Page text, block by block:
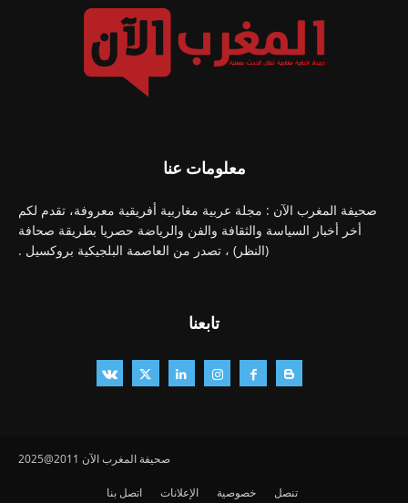
معلومات عنا
صحيفة المغرب الآن : مجلة عربية مغاربية أفريقية معروفة، تقدم لكم
أخر أخبار السياسة والثقافة والفن والرياضة حصريا بطريقة صحافة
(النظر) ، تصدر من العاصمة البلجيكية بروكسيل .
تابعنا
صحيفة المغرب الآن 2011@2025
تنصل خصوصية الإعلانات اتصل بنا